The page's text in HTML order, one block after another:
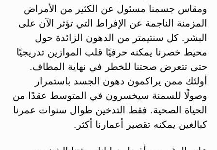
ومقاس جسمنا مسئول عن الكثير من الأمراض
المزمنة الناجمة عن الإفراط التي تؤثر الآن على
البشر. كل سنتيمتر من الدهون الزائدة حول
محيط خصرنا يمكنه حرفيًا قلب الموازين تدريجيًا
حتى تتعرض صحتنا للخطر في نهاية المطاف.
أولئك ممن يراكمون دهون الجسد باستمرار
وصولًا للسمنة سيخسرون في المتوسط عقدًا من
الحياة الصحية. فقط التدخين طوال سنوات عمرنا
كبالغين يمكنه تقصير أعمارنا أكثر.